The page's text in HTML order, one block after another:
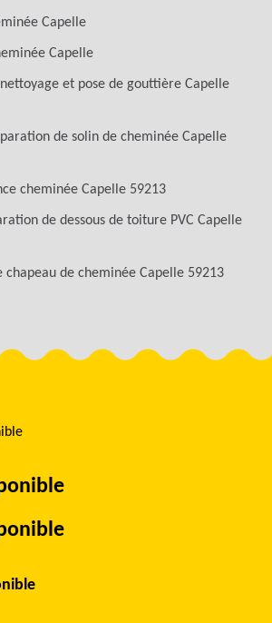
Capelle
Capelle
et pose de gouttière Capelle
de solin de cheminée Capelle
cheminée Capelle 59213
de dessous de toiture PVC Capelle
chapeau de cheminée Capelle 59213